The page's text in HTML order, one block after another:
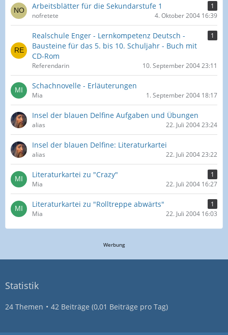
Arbeitsblätter für die Sekundarstufe 1
1
nofretete
4. Oktober 2004 16:39
Realschule Enger - Lernkompetenz Deutsch -
Bausteine für das 5. bis 10. Schuljahr - Buch mit
CD-Rom
1
Referendarin 10. September 2004 23:11
Schachnovelle - Erläuterungen
Mia 1. September 2004 18:17
Insel der blauen Delfine Aufgaben und Übungen
alias 22. Juli 2004 23:24
Insel der blauen Delfine: Literaturkartei
alias 22. Juli 2004 23:22
Literaturkartei zu "Crazy"
1
Mia
22. Juli 2004 16:27
Literaturkartei zu "Rolltreppe abwärts"
1
Mia
22. Juli 2004 16:03
Werbung
Statistik
24 Themen 42 Beiträge (0,01 Beiträge pro Tag)